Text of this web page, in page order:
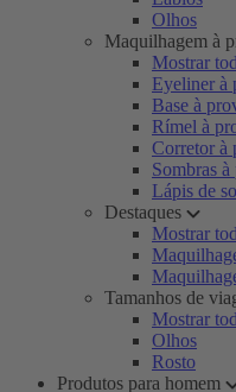
Olhos
Maquilhagem à
Mostrar
Eyeliner à
Base à
Rímel à
Corretor à
Sombras
Lápis de
Destaques
Mostrar
Tamanhos de
Mostrar
Olhos
Rosto
Produtos para homem